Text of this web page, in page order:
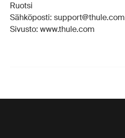
Ruotsi
Sähköposti: support@thule.com
Sivusto: www.thule.com